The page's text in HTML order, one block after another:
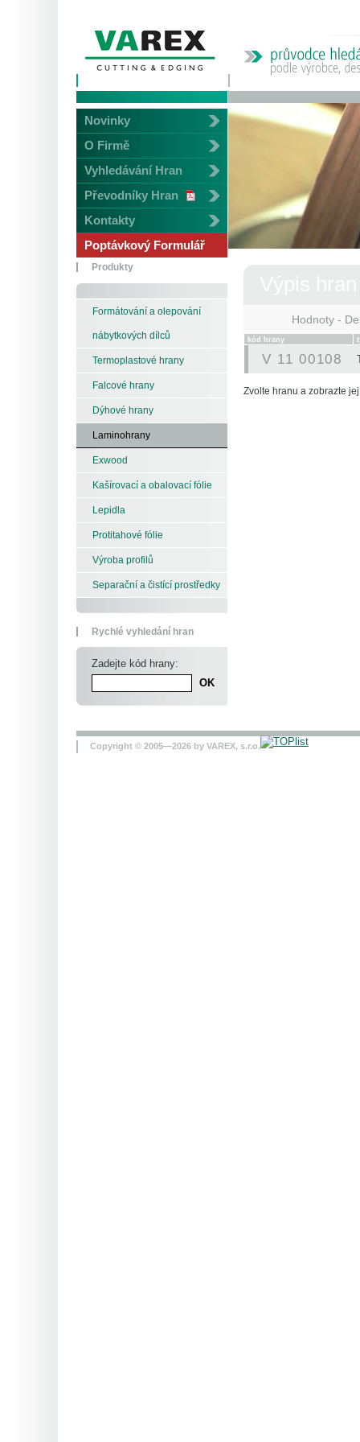
Novinky
O Firmě
Vyhledávání Hran
Převodníky Hran
Kontakty
Poptávkový Formulář
Produkty
Formátování a olepování
nábytkových dílců
Termoplastové hrany
Falcové hrany
Dýhové hrany
Laminohrany
Exwood
Kašírovací a obalovací fólie
Lepidla
Protitahové fólie
Výroba profilů
Separační a čistící prostředky
Rychlé vyhledání hran
Zadejte kód hrany:
Hodnoty -
kód hrany
V 11 00108
Zvolte hranu a zobrazte
Copyright © 2005—2026 by VAREX, s.r.o.